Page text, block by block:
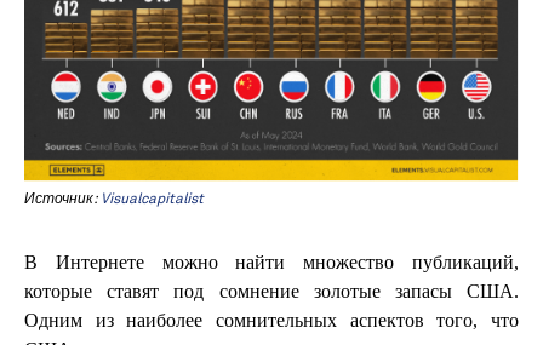
Источник: Visualcapitalist
В Интернете можно найти множество публикаций,
которые ставят под сомнение золотые запасы США.
Одним из наиболее сомнительных аспектов того, что